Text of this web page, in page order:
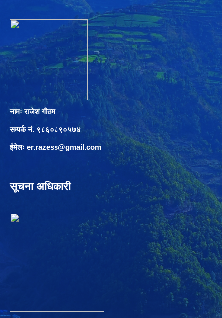
नामः राजेश गौतम
सम्पर्क नं. ९८६०८९०५७४
ईमेलः er.razess@gmail.com
सूचना अधिकारी